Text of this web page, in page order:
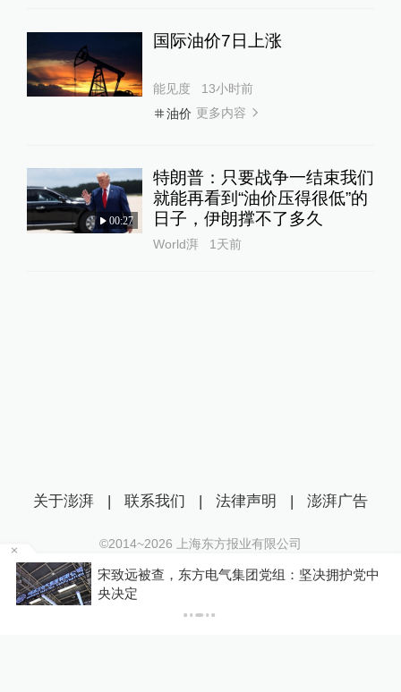
国际油价7日上涨
能见度
13小时前
油价 更多内容
00:27
特朗普：只要战争一结束我们
就能再看到“油价压得很低”的
日子，伊朗撑不了多久
World湃 1天前
宋致远被查，东方电气集团党组：坚决拥护党中
央决定
关于澎湃 | 联系我们 | 法律声明 | 澎湃广告
©2014~2026 上海东方报业有限公司
沪ICP证：沪B2-20170116 | 沪ICP备14003370号
互联网新闻信息服务许可证：31120170006
沪公网安备 31010602000299号